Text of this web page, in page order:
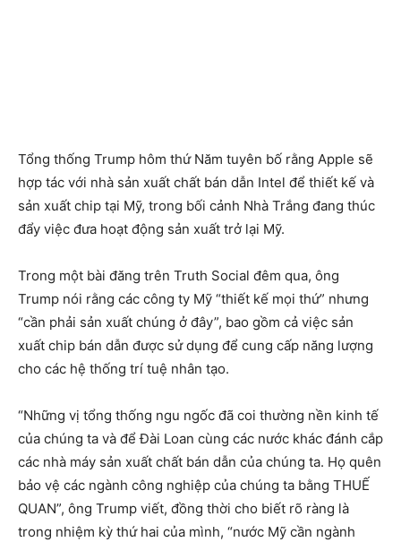
Tổng thống Trump hôm thứ Năm tuyên bố rằng Apple sẽ
hợp tác với nhà sản xuất chất bán dẫn Intel để thiết kế và
sản xuất chip tại Mỹ, trong bối cảnh Nhà Trắng đang thúc
đẩy việc đưa hoạt động sản xuất trở lại Mỹ.
Trong một bài đăng trên Truth Social đêm qua, ông
Trump nói rằng các công ty Mỹ “thiết kế mọi thứ” nhưng
“cần phải sản xuất chúng ở đây”, bao gồm cả việc sản
xuất chip bán dẫn được sử dụng để cung cấp năng lượng
cho các hệ thống trí tuệ nhân tạo.
“Những vị tổng thống ngu ngốc đã coi thường nền kinh tế
của chúng ta và để Đài Loan cùng các nước khác đánh cắp
các nhà máy sản xuất chất bán dẫn của chúng ta. Họ quên
bảo vệ các ngành công nghiệp của chúng ta bằng THUẾ
QUAN”, ông Trump viết, đồng thời cho biết rõ ràng là
trong nhiệm kỳ thứ hai của mình, “nước Mỹ cần ngành